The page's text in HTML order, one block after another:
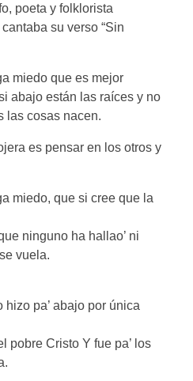
poeta y folklorista
su verso “Sin
miedo que es mejor
abajo están las raíces y no
las cosas nacen.
es pensar en los otros y
miedo, que si cree que la
ninguno ha hallao’ ni
vuela.
pa’ abajo por única
pobre Cristo Y fue pa’ los